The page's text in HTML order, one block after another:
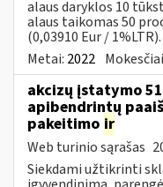
alaus daryklos 10
alaus taikomas 50
(0,03910 Eur /
Metai: 2022
akcizų įstatymo
apibendrintų
pakeitimo ir
Web turinio sąrašas
Siekdami užtikrinti